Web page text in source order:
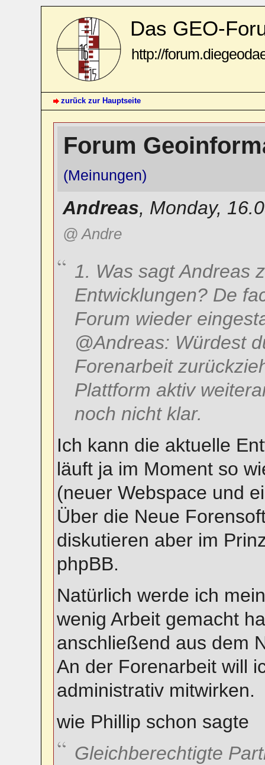
Das GEO-
http://
zurück zur Hauptseite
Forum
(Meinungen)
Andreas, Monday,
@ Andre
1. Was sagt Andreas
Entwicklungen? De
Forum wieder
@Andreas: Würdest
Forenarbeit
Plattform aktiv
noch nicht klar.
Ich kann die aktuelle
läuft ja im Moment so
(neuer Webspace und
Über die Neue
diskutieren aber im
phpBB.
Natürlich werde ich
wenig Arbeit gemacht
anschließend aus dem
An der Forenarbeit will
administrativ mitwirken.
wie Phillip schon sagte
Gleichberechtigte